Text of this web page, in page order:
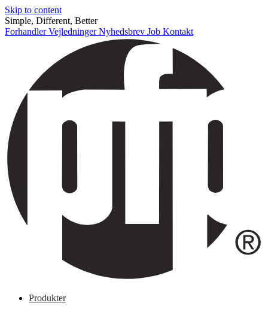
Skip to content
Simple, Different, Better
ForhandlerVejledningerNyhedsbrev Job Kontakt
Produkter